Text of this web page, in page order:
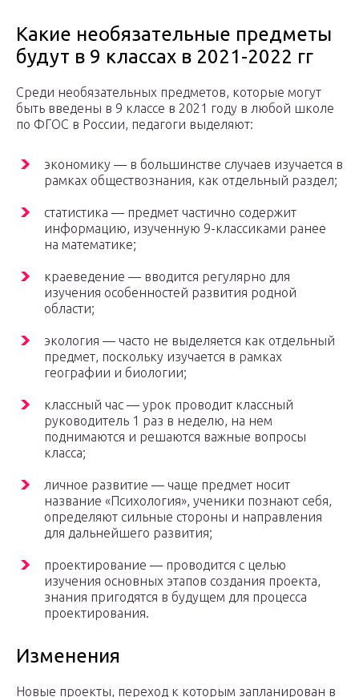
Какие необязательные предметы
будут в 9 классах в 2021-2022 гг
Среди необязательных предметов, которые могут
быть введены в 9 классе в 2021 году в любой школе
по ФГОС в России, педагоги выделяют:
экономику — в большинстве случаев изучается в
рамках обществознания, как отдельный раздел;
статистика — предмет частично содержит
информацию, изученную 9-классиками ранее
на математике;
краеведение — вводится регулярно для
изучения особенностей развития родной
области;
экология — часто не выделяется как отдельный
предмет, поскольку изучается в рамках
географии и биологии;
классный час — урок проводит классный
руководитель 1 раз в неделю, на нем
поднимаются и решаются важные вопросы
класса;
личное развитие — чаще предмет носит
название «Психология», ученики познают себя,
определяют сильные стороны и направления
для дальнейшего развития;
проектирование — проводится с целью
изучения основных этапов создания проекта,
знания пригодятся в будущем для процесса
проектирования.
Изменения
Новые проекты, переход к которым запланирован в